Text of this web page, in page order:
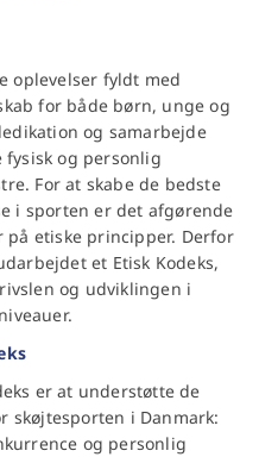
oplevelser fyldt med
for både børn, unge og
og samarbejde
og personlig
For at skabe de bedste
i sporten er det afgørende
etiske principper. Derfor
et Etisk Kodeks,
og udviklingen i
er at understøtte de
i Danmark:
og personlig